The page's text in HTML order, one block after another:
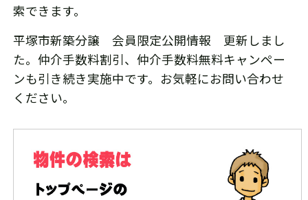
索できます。
平塚市新築分譲 会員限定公開情報 更新しまし
た。仲介手数料割引、仲介手数料無料キャンペー
ンも引き続き実施中です。お気軽にお問い合わせ
ください。